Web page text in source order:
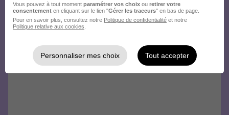
Vous pouvez à tout moment paramétrer vos choix ou retirer votre
consentement en cliquant sur le lien "Gérer les traceurs" en bas de page.
Pour en savoir plus, consultez notre Politique de confidentialité et notre
Politique relative aux cookies
Personnaliser mes choix Tout accepter